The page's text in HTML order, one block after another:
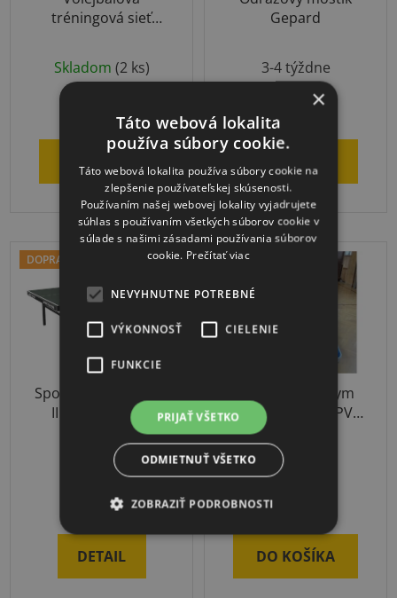
tréningová sieť
Skladom (2 ks)
Gepard
hodnotenie
produktu
z
5
hviezdičiek.
3-4 týždne
€549
DO KOŠÍKA
DOPRAVA ZADARMO
Sport-Thieme Roller
II Stôl na stolný
3-4 týždne
€921
DETAIL
DOPRAVA ZADARMO
Žinenka RinoGym
200x100x6cm s PVC
povrchom
3-4 týždne
€236,90
DO KOŠÍKA
×
Táto webová lokalita
používa súbory cookie.
Táto webová lokalita používa súbory cookie na
zlepšenie používateľskej skúsenosti.
Používaním našej webovej lokality vyjadrujete
súhlas s používaním všetkých súborov cookie v
súlade s našimi zásadami používania súborov
cookie. Prečítať viac
NEVYHNUTNE POTREBNÉ
VÝKONNOSŤ CIELENIE
FUNKCIE
PRIJAŤ VŠETKO
ODMIETNUŤ VŠETKO
ZOBRAZIŤ PODROBNOSTI